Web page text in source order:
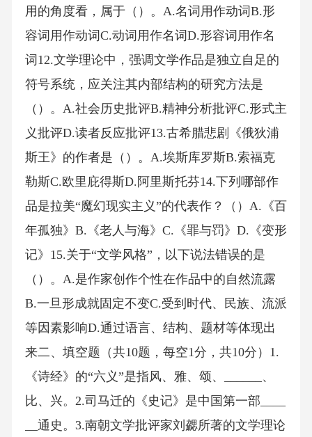
用的角度看，属于（）。A.名词用作动词B.形
容词用作动词C.动词用作名词D.形容词用作名
词12.文学理论中，强调文学作品是独立自足的
符号系统，应关注其内部结构的研究方法是
（）。A.社会历史批评B.精神分析批评C.形式主
义批评D.读者反应批评13.古希腊悲剧《俄狄浦
斯王》的作者是（）。A.埃斯库罗斯B.索福克
勒斯C.欧里庇得斯D.阿里斯托芬14.下列哪部作
品是拉美“魔幻现实主义”的代表作？（）A.《百
年孤独》B.《老人与海》C.《罪与罚》D.《变形
记》15.关于“文学风格”，以下说法错误的是
（）。A.是作家创作个性在作品中的自然流露
B.一旦形成就固定不变C.受到时代、民族、流派
等因素影响D.通过语言、结构、题材等体现出
来二、填空题（共10题，每空1分，共10分）1.
《诗经》的“六义”是指风、雅、颂、______、
比、兴。2.司马迁的《史记》是中国第一部____
__通史。3.南朝文学批评家刘勰所著的文学理论